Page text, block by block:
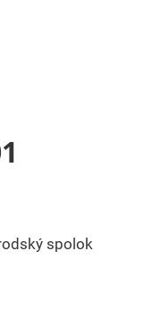
spolok